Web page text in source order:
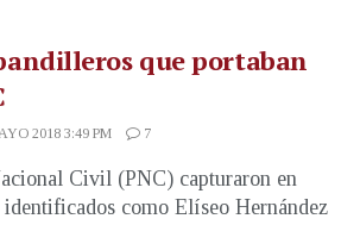
que portaban
2018 3:49 PM 7
Civil (PNC) capturaron en
como Elíseo Hernández